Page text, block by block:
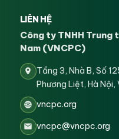
LIÊN HỆ
Công ty TNHH Trung
Nam (VNCPC)
Tầng 3, Nhà B, Số
Phương Liệt, Hà Nội,
vncpc.org
vncpc@vncpc.org